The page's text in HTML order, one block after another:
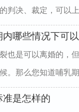
判决、裁定，可以
哪些情况下可
也是可以离婚的，
。那么您知道哺乳
准是怎样的